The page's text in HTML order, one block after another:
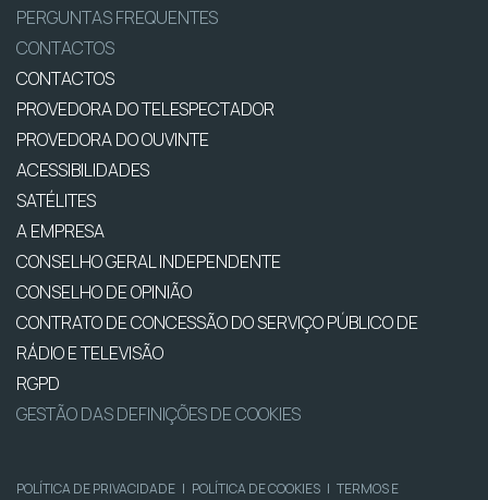
PERGUNTAS FREQUENTES
CONTACTOS
CONTACTOS
PROVEDORA DO TELESPECTADOR
PROVEDORA DO OUVINTE
ACESSIBILIDADES
SATÉLITES
A EMPRESA
CONSELHO GERAL INDEPENDENTE
CONSELHO DE OPINIÃO
CONTRATO DE CONCESSÃO DO SERVIÇO PÚBLICO DE
RÁDIO E TELEVISÃO
RGPD
GESTÃO DAS DEFINIÇÕES DE COOKIES
POLÍTICA DE PRIVACIDADE | POLÍTICA DE COOKIES | TERMOS E